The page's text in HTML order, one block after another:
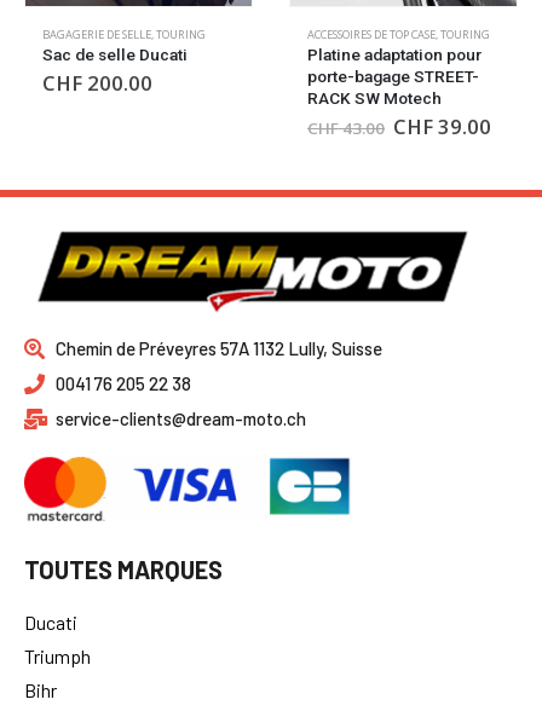
BAGAGERIE DE SELLE,TOURING
Sac de selle Ducati
CHF 200.00
ACCESSOIRES DE TOP CASE,TOURING
Platine adaptation pour
porte-bagage STREET-
RACK SW Motech
CHF43.00 CHF39.00
Chemin de Préveyres 57A 1132 Lully, Suisse
0041 76 205 22 38
service-clients@dream-moto.ch
TOUTES MARQUES
Ducati
Triumph
Bihr